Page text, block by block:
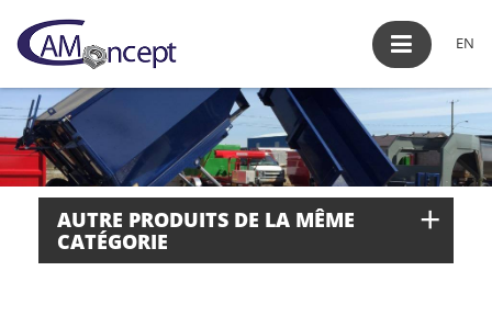
EN
AUTRE PRODUITS DE LA MÊME
CATÉGORIE
+